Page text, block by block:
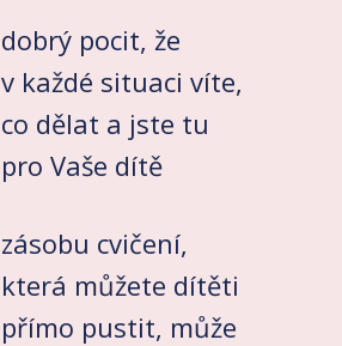
dobrý pocit, že
v každé situaci víte,
co dělat a jste tu
pro Vaše dítě
zásobu cvičení,
která můžete dítěti
přímo pustit, může